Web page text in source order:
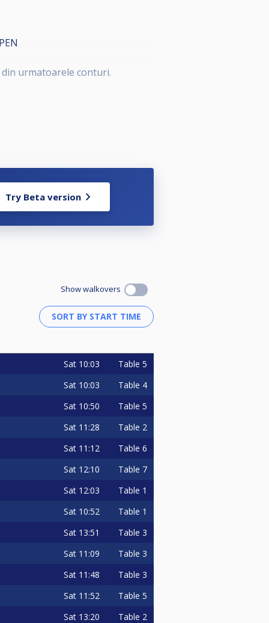
din urmatoarele conturi.
primul la 7. Se pune bila 1
de a anunta fiecare
al 2-lea frame, iar după 15
CARE SE VA ANUNTA
jocului.
OPEN
in one of the
Try Beta version
Show walkovers
Sat 10:03 Table 5
Sat 10:03 Table 4
Sat 10:50 Table 5
Sat 11:28 Table 2
Sat 11:12 Table 6
Sat 12:10 Table 7
Sat 12:03 Table 1
Sat 10:52 Table 1
Sat 13:51 Table 3
Sat 11:09 Table 3
Sat 11:48 Table 3
Sat 11:52 Table 5
Sat 13:20 Table 2